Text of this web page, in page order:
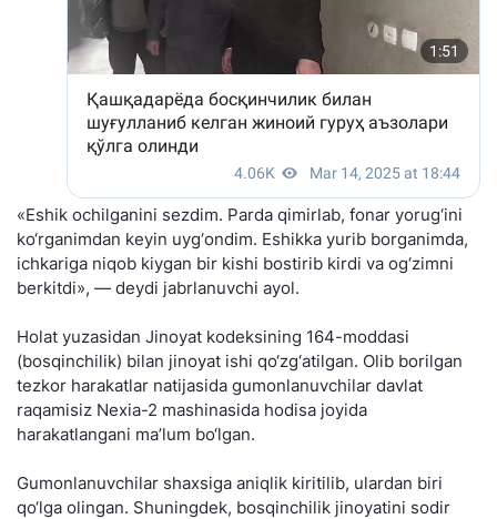
«Eshik ochilganini sezdim. Parda qimirlab, fonar yorug‘ini
ko‘rganimdan keyin uyg‘ondim. Eshikka yurib borganimda,
ichkariga niqob kiygan bir kishi bostirib kirdi va og‘zimni
berkitdi», — deydi jabrlanuvchi ayol.
Holat yuzasidan Jinoyat kodeksining 164-moddasi
(bosqinchilik) bilan jinoyat ishi qo‘zg‘atilgan. Olib borilgan
tezkor harakatlar natijasida gumonlanuvchilar davlat
raqamisiz Nexia-2 mashinasida hodisa joyida
harakatlangani ma’lum bo‘lgan.
Gumonlanuvchilar shaxsiga aniqlik kiritilib, ulardan biri
qo‘lga olingan. Shuningdek, bosqinchilik jinoyatini sodir